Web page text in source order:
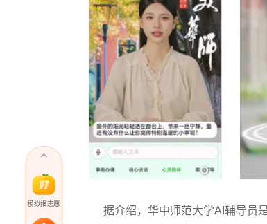
据介绍，华中师范大学AI辅导员是
模拟报志愿